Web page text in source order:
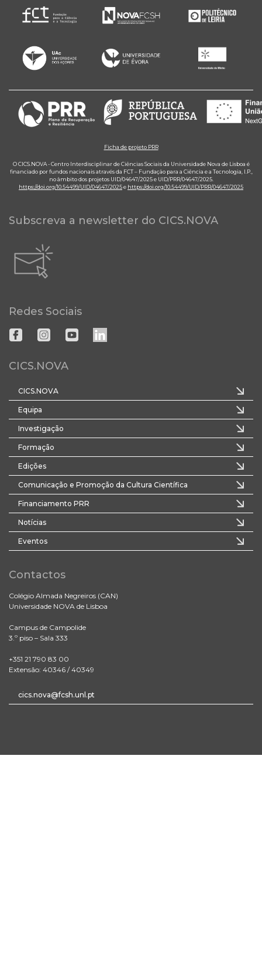
Ficha de projeto PRR
O CICS.NOVA - Centro Interdisciplinar de Ciências Sociais da Universidade Nova de Lisboa é
financiado por fundos nacionais através da FCT – Fundação para a Ciência e a Tecnologia, I.P.,
no âmbito dos projetos UID/04647/2025 e UID/PRR/04647/2025.
https://doi.org/10.54499/UID/04647/2025e https://doi.org/10.54499/UID/PRR/04647/2025
Subscreva a newsletter do CICS.NOVA
Redes Sociais
CICS.NOVA
CICS.NOVA
Equipa
Investigação
Formação
Edições
Comunicação e Promoção da Cultura Científica
Financiamento PRR
Notícias
Eventos
Contactos
Colégio Almada Negreiros (CAN)
Universidade NOVA de Lisboa
Campus de Campolide
3.º piso – Sala 333
+351 21 790 83 00
Extensão: 40346 / 40349
cics.nova@fcsh.unl.pt